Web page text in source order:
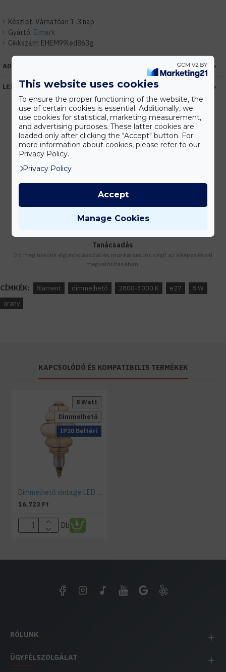
Készlet: Várhatóan 1-3 nap
Gyártó: Elmark
Cikkszám: EHEM99led863g
ADATOK
LEÍRÁS
Kedvezmények
Vásárolj nagyobb mennyiségben és megadjuk a legjobb gyártói árakat.
Gyors kiszállítás
Készleten lévő termékeinket akár 24 órán belül megkaphatod!
Tanácsadás
Írd meg nekünk elgondolásodat és munkatársunk segít az elképzeléseid
megvalósításában.
CÍMKÉK: filament dimmelhető 2800-3000 K e27
8 W
arany
KAPCSOLÓDÓ ÉS KOMPATIBILIS TERMÉKEK
IP20 Beltéri
8 Watt
Dimmelhető
Dimmelhető vintage LED lámpa izzó, 8 W,1800K, BD200 aranyszínű bura
16.723 Ft
Db
RÓLUNK
ÜGYFÉLSZOLGÁLAT
This website uses cookies
To ensure the proper functioning of the website, the
use of certain cookies is essential. Additionally, we
use cookies for statistical, marketing measurement,
and advertising purposes. These latter cookies are
loaded only after clicking the "Accept" button. For
more information about cookies, please refer to our
Privacy Policy.
Privacy Policy
Manage Cookies
Accept